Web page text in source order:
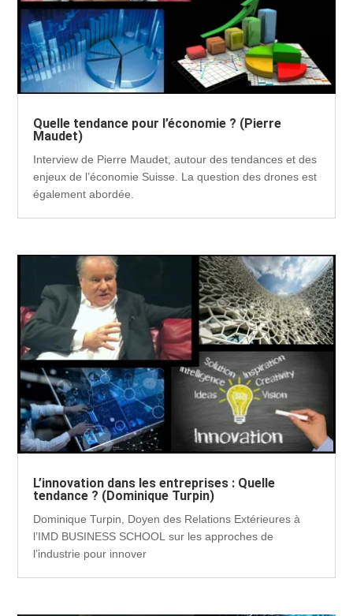
Quelle tendance pour l’économie ? (Pierre
Maudet)
Interview de Pierre Maudet, autour des tendances et des
enjeux de l’économie Suisse. La question des drones est
également abordée.
L’innovation dans les entreprises : Quelle
tendance ? (Dominique Turpin)
Dominique Turpin, Doyen des Relations Extérieures à
l’IMD BUSINESS SCHOOL sur les approches de
l’industrie pour innover